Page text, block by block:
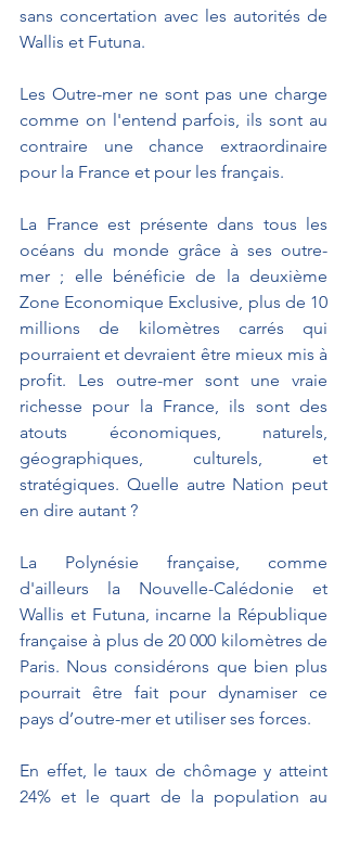
sans concertation avec les autorités de
Wallis et Futuna.
Les Outre-mer ne sont pas une charge
comme on l'entend parfois, ils sont au
contraire une chance extraordinaire
pour la France et pour les français.
La France est présente dans tous les
océans du monde grâce à ses outre-
mer ; elle bénéficie de la deuxième
Zone Economique Exclusive, plus de 10
millions de kilomètres carrés qui
pourraient et devraient être mieux mis à
profit. Les outre-mer sont une vraie
richesse pour la France, ils sont des
atouts économiques, naturels,
géographiques, culturels, et
stratégiques. Quelle autre Nation peut
en dire autant ?
La Polynésie française, comme
d'ailleurs la Nouvelle-Calédonie et
Wallis et Futuna, incarne la République
française à plus de 20 000 kilomètres de
Paris. Nous considérons que bien plus
pourrait être fait pour dynamiser ce
pays d’outre-mer et utiliser ses forces.
En effet, le taux de chômage y atteint
24% et le quart de la population au